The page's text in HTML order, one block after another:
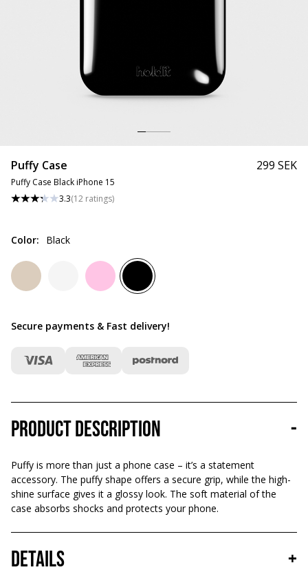
Puffy Case
Puffy Case Black iPhone 15
3.3(12 ratings)
299 SEK
Color: Black
Secure payments & Fast delivery!
Product description -
Puffy is more than just a phone case – it’s a statement
accessory. The puffy shape offers a secure grip, while the high-
shine surface gives it a glossy look. The soft material of the
case absorbs shocks and protects your phone.
Details +